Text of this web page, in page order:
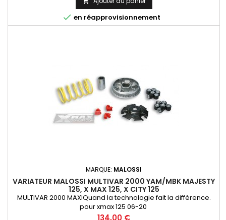
 en réapprovisionnement
MARQUE: MALOSSI
VARIATEUR MALOSSI MULTIVAR 2000 YAM/MBK MAJESTY
125, X MAX 125, X CITY 125
MULTIVAR 2000 MAXIQuand la technologie fait la différence.
pour xmax 125 06-20
Prix
134,00 €